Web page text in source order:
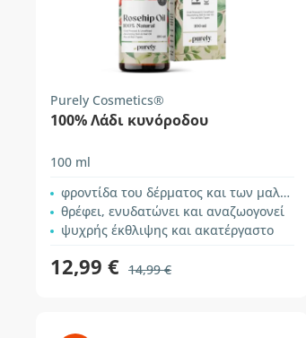
Purely Cosmetics®
100% Λάδι κυνόροδου
100 ml
φροντίδα του δέρματος και των μαλλιών
θρέφει, ενυδατώνει και αναζωογονεί
ψυχρής έκθλιψης και ακατέργαστο
12,99 € 14,99 €